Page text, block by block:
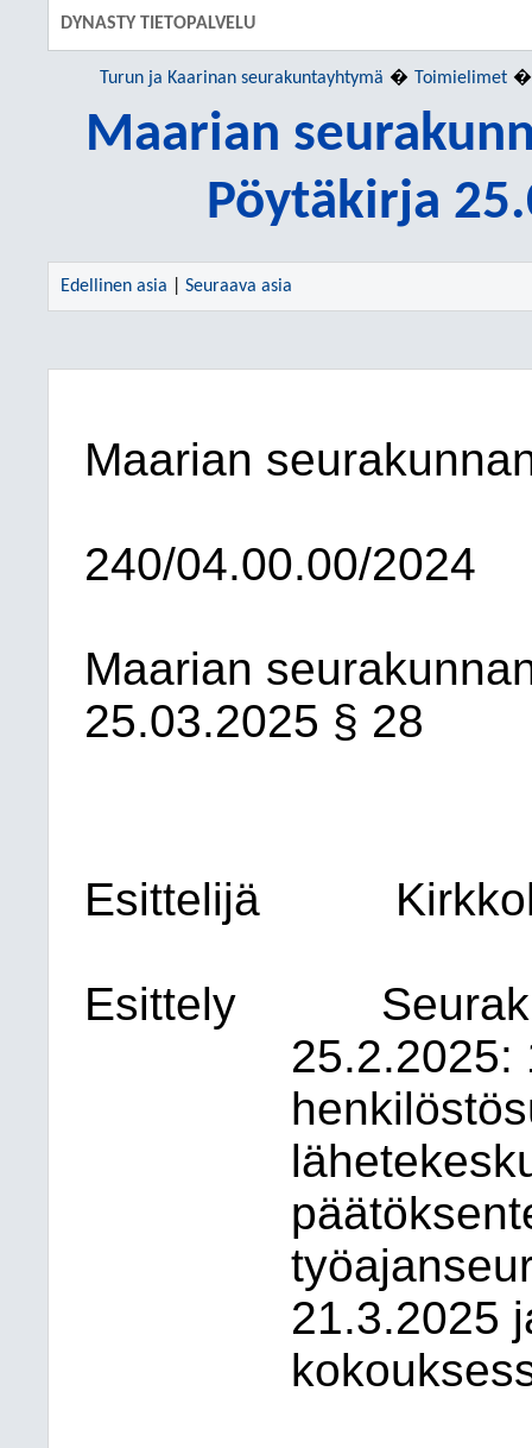
DYNASTY TIETOPALVELU
Turun ja Kaarinan seurakuntayhtymä Toimielimet
Maarian
Pöytäkirja
Edellinen asia Seuraava asia
Maarian
240/04.00.00/2024
Maarian
25.03.2025 § 28
Esittelijä
Esittely
25.2.2025:
21.3.2025